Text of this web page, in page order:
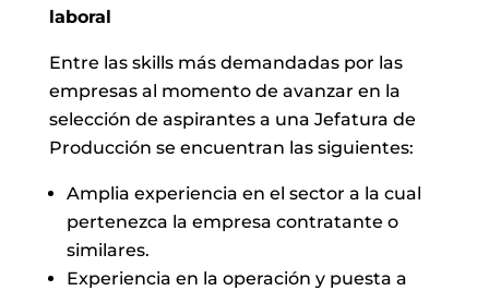
laboral
Entre las skills más demandadas por las
empresas al momento de avanzar en la
selección de aspirantes a una Jefatura de
Producción se encuentran las siguientes:
Amplia experiencia en el sector a la cual
pertenezca la empresa contratante o
similares.
Experiencia en la operación y puesta a